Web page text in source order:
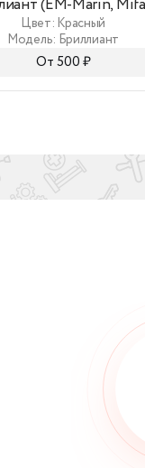
(EM-Marin,
Цвет: Красный
Модель: Бриллиант
От 500 ₽